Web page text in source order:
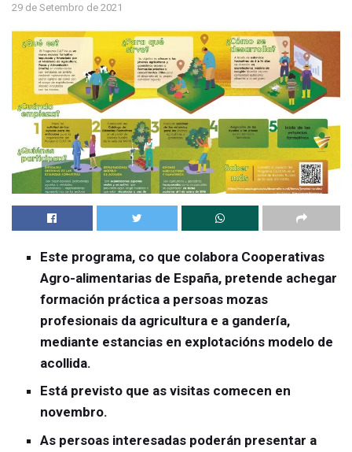
29 de Setembro de 2021
Este programa, co que colabora Cooperativas
Agro-alimentarias de España, pretende achegar
formación práctica a persoas mozas
profesionais da agricultura e a gandería,
mediante estancias en explotacións modelo de
acollida.
Está previsto que as visitas comecen en
novembro.
As persoas interesadas poderán presentar a